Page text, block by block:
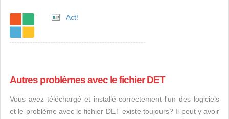
Act!
Autres problèmes avec le fichier DET
Vous avez téléchargé et installé correctement l'un des logiciels
et le problème avec le fichier DET existe toujours? Il peut y avoir